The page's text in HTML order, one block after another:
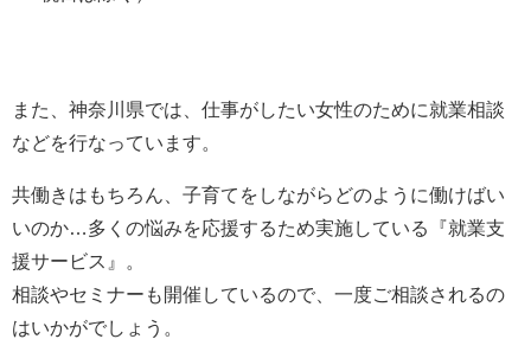
また、神奈川県では、仕事がしたい女性のために就業相談
などを行なっています。
共働きはもちろん、子育てをしながらどのように働けばい
いのか…多くの悩みを応援するため実施している『就業支
援サービス』。
相談やセミナーも開催しているので、一度ご相談されるの
はいかがでしょう。